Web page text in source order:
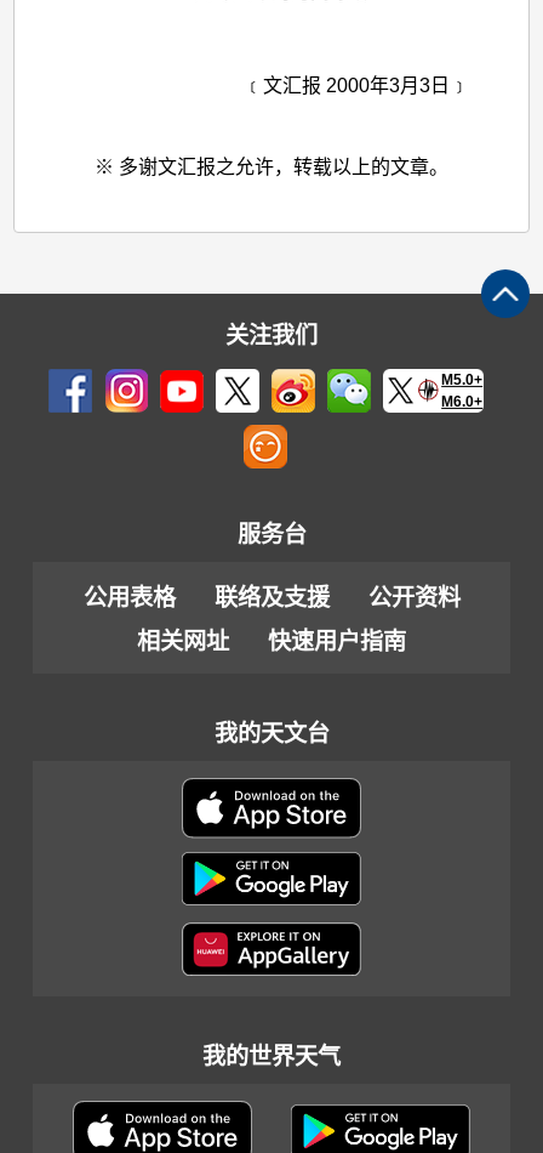
﹝文汇报 2000年3月3日﹞
※ 多谢文汇报之允许，转载以上的文章。
关注我们
M5.0+
M6.0+
服务台
公用表格 联络及支援
公开资料
相关网址
快速用户指南
我的天文台
我的世界天气